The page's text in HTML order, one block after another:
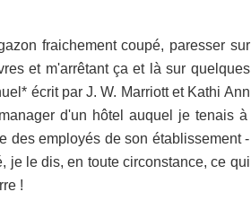
fraichement coupé, paresser sur
et m'arrêtant ça et là sur quelques
écrit par J. W. Marriottet Kathi Ann
d'un hôtel auquel je tenais à
des employés de son établissement -
je le dis, en toute circonstance, ce qui
!